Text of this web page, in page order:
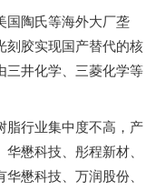
国陶氏等海外大厂垄
刻胶实现国产替代的核
三井化学、三菱化学等
脂行业集中度不高，产
懋科技、彤程新材、
懋科技、万润股份、